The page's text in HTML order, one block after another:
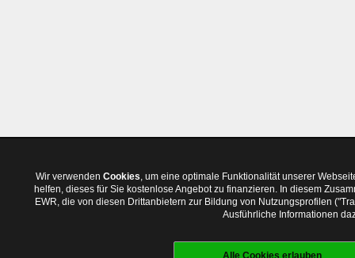
Wir verwenden Cookies, um eine optimale Funktionalität unserer
helfen, dieses für Sie kostenlose Angebot zu finanzieren. In diesem
EWR, die von diesen Drittanbietern zur Bildung von Nutzungsprofilen
Ausführliche Informationen
Alle Cookies erlauben